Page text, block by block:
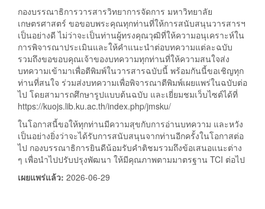
กองบรรณาธิการวารสารวิทยาการจัดการ มหาวิทยาลัย
เกษตรศาสตร์ ขอขอบพระคุณทุกท่านที่ให้การสนับสนุนวารสารฯ
เป็นอย่างดี ไม่ว่าจะเป็นท่านผู้ทรงคุณวุฒิที่ให้ความอนุเคราะห์ใน
การพิจารณาประเมินและให้คำแนะนำต่อบทความแต่ละฉบับ
รวมถึงขอขอบคุณเจ้าของบทความทุกท่านที่ให้ความสนใจส่ง
บทความเข้ามาเพื่อตีพิมพ์ในวารสารฉบับนี้ พร้อมกันนี้ขอเชิญทุก
ท่านที่สนใจ ร่วมส่งบทความเพื่อพิจารณาตีพิมพ์เผยแพร่ในฉบับต่อ
ไป โดยสามารถศึกษารูปแบบต้นฉบับ และเยี่ยมชมเว็บไซต์ได้ที่
https://kuojs.lib.ku.ac.th/index.php/jmsku/
ในโอกาสนี้ขอให้ทุกท่านมีความสุขกับการอ่านบทความ และหวัง
เป็นอย่างยิ่งว่าจะได้รับการสนับสนุนจากท่านอีกครั้งในโอกาสต่อ
ไป กองบรรณาธิการยินดีน้อมรับคำติชมรวมถึงข้อเสนอแนะต่าง
ๆ เพื่อนำไปปรับปรุงพัฒนา ให้มีคุณภาพตามมาตรฐาน TCI ต่อไป
เผยแพร่แล้ว: 2026-06-29